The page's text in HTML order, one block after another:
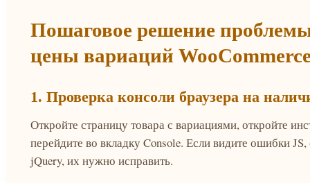
Пошаговое решение
цены вариаций
1. Проверка консоли браузера на
Откройте страницу товара с вариациями, откройте
перейдите во вкладку Console. Если видите ошибки
jQuery, их нужно исправить.